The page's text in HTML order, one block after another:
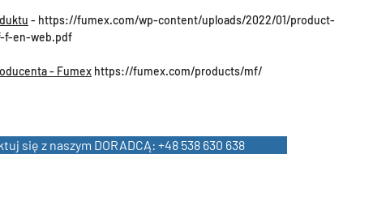
- https://fumex.com/wp-content/uploads/2022/01/product-
f-en-web.pdf
- Fumex https://fumex.com/products/mf/
się z naszym DORADCĄ: +48 538 630 638